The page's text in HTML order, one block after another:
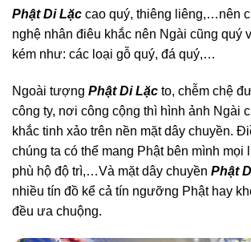
Phật Di Lặc cao quý, thiêng liêng,…nên
nghệ nhân điêu khắc nên Ngài cũng quý
kém như: các loại gỗ quý, đá quý,…
Ngoài tượng Phật Di Lặc to, chễm chệ
công ty, nơi công cộng thì hình ảnh Ngài
khắc tinh xảo trên nền mặt dây chuyền.
chúng ta có thể mang Phật bên mình mọi
phù hộ độ trì,…Và mặt dây chuyền Phật
nhiều tín đồ kể cả tín ngưỡng Phật hay
đều ưa chuộng.